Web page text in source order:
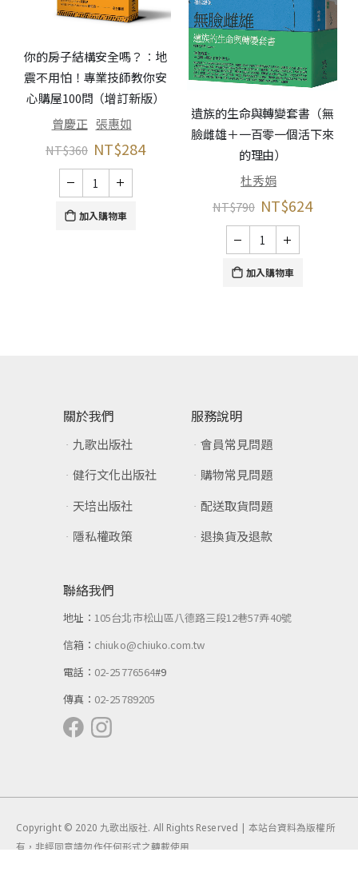
你的房子結構安全嗎？︰地
震不用怕！專業技師教你安
心購屋100問（增訂新版）
曾慶正 張惠如
NT$360 NT$284
加入購物車
遺族的生命與轉變套書（無
臉雌雄＋一百零一個活下來
的理由）
杜秀娟
NT$790 NT$624
加入購物車
關於我們
九歌出版社
健行文化出版社
天培出版社
隱私權政策
服務說明
會員常見問題
購物常見問題
配送取貨問題
退換貨及退款
聯絡我們
地址： 105台北市松山區八德路三段12巷57弄40號
信箱： chiuko@chiuko.com.tw
電話： 02-25776564#9
傳真： 02-25789205
Copyright © 2020 九歌出版社. All Rights Reserved | 本站台資料為版權所
有，非經同意請勿作任何形式之轉載使用